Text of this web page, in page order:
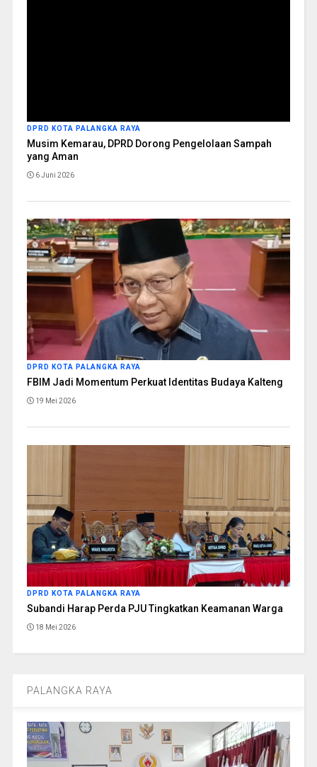
DPRD KOTA PALANGKA RAYA
Musim Kemarau, DPRD Dorong Pengelolaan Sampah
yang Aman
6 Juni 2026
DPRD KOTA PALANGKA RAYA
FBIM Jadi Momentum Perkuat Identitas Budaya Kalteng
19 Mei 2026
DPRD KOTA PALANGKA RAYA
Subandi Harap Perda PJU Tingkatkan Keamanan Warga
18 Mei 2026
PALANGKA RAYA